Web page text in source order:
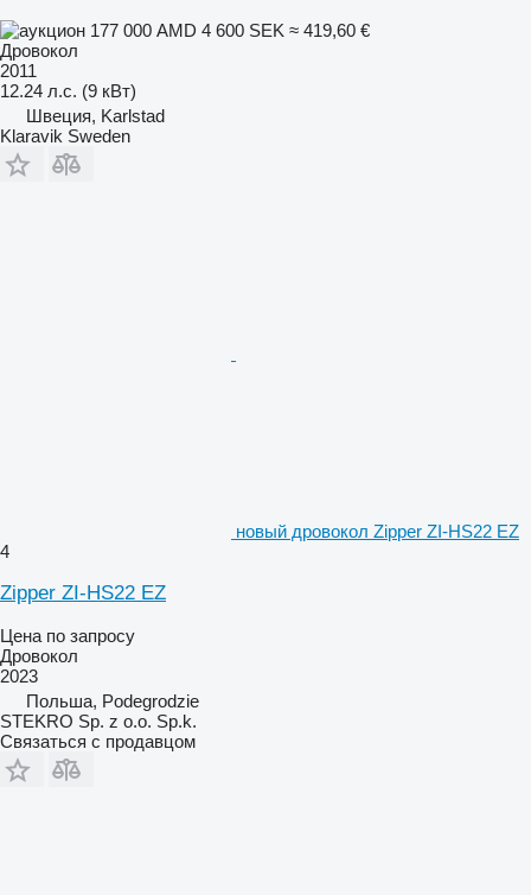
177 000 AMD 4 600 SEK ≈ 419,60 €
Дровокол
2011
12.24 л.с. (9 кВт)
Швеция, Karlstad
Klaravik Sweden
новый дровокол Zipper ZI-HS22 EZ
4
Zipper ZI-HS22 EZ
Цена по запросу
Дровокол
2023
Польша, Podegrodzie
STEKRO Sp. z o.o. Sp.k.
Связаться с продавцом